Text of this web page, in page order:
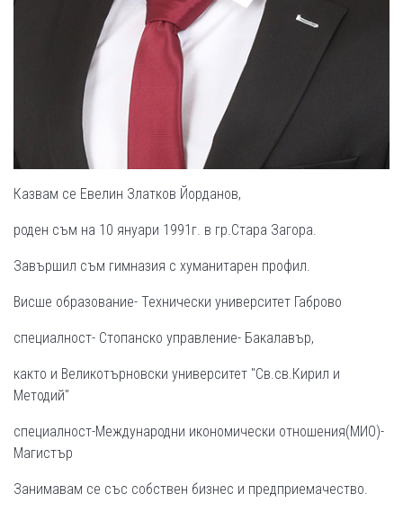
Казвам се Евелин Златков Йорданов,
роден съм на 10 януари 1991г. в гр.Стара Загора.
Завършил съм гимназия с хуманитарен профил.
Висше образование- Технически университет Габрово
специалност- Стопанско управление- Бакалавър,
както и Великотърновски университет "Св.св.Кирил и
Методий"
специалност-Международни икономически отношения(МИО)-
Магистър
Занимавам се със собствен бизнес и предприемачество.